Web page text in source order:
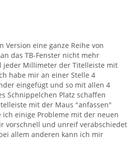
Version eine ganze Reihe von
das TB-Fenster nicht mehr
jeder Millimeter der Titelleiste mit
habe mir an einer Stelle 4
eingefügt und so mit allen 4
Schnippelchen Platz schaffen
mit der Maus "anfassen"
ich einige Probleme mit der neuen
vorschnell und unreif verabschiedet
allem anderen kann ich mir